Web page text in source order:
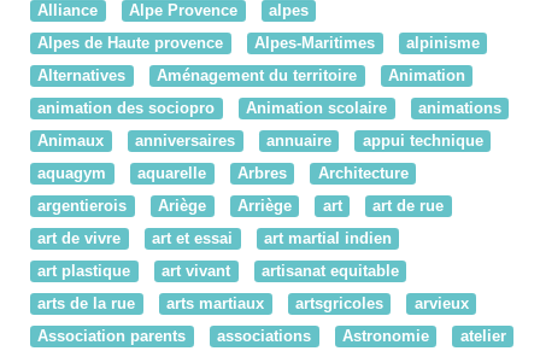
Alliance
Alpe Provence
alpes
Alpes de Haute provence
Alpes-Maritimes
alpinisme
Alternatives
Aménagement du territoire
Animation
animation des sociopro
Animation scolaire
animations
Animaux
anniversaires annuaire
appui technique
aquagym
aquarelle Arbres
Architecture
argentierois
Ariège Arriège art
art de rue
art de vivre
art et essai
art martial indien
art plastique
art vivant
artisanat equitable
arts de la rue
arts martiaux artsgricoles
arvieux
Association parents
associations Astronomie
atelier